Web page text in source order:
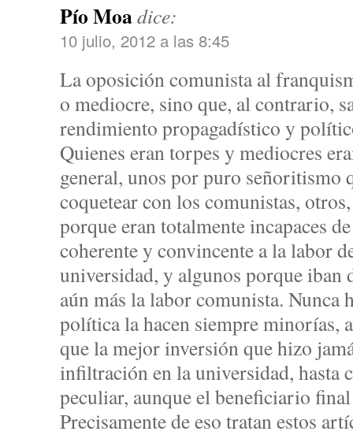
Pío Moadice:
10 julio, 2012 a las 8:45
La oposición comunista al
o mediocre, sino que, al contrario,
rendimiento propagadístico y
Quienes eran torpes y mediocres
general, unos por puro señoritismo
coquetear con los comunistas,
porque eran totalmente incapaces
coherente y convincente a la labor
universidad, y algunos porque iban
aún más la labor comunista. Nunca
política la hacen siempre minorías,
que la mejor inversión que hizo
infiltración en la universidad, hasta
peculiar, aunque el beneficiario
Precisamente de eso tratan estos